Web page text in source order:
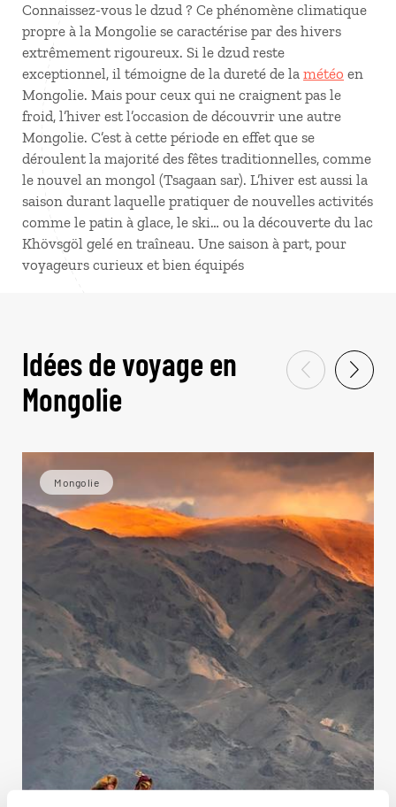
Connaissez-vous le dzud ? Ce phénomène climatique
propre à la Mongolie se caractérise par des hivers
extrêmement rigoureux. Si le dzud reste
exceptionnel, il témoigne de la dureté de la météo en
Mongolie. Mais pour ceux qui ne craignent pas le
froid, l’hiver est l’occasion de découvrir une autre
Mongolie. C’est à cette période en effet que se
déroulent la majorité des fêtes traditionnelles, comme
le nouvel an mongol (Tsagaan sar). L’hiver est aussi la
saison durant laquelle pratiquer de nouvelles activités
comme le patin à glace, le ski… ou la découverte du lac
Khövsgöl gelé en traîneau. Une saison à part, pour
voyageurs curieux et bien équipés
Idées de voyage en
Mongolie
Mongolie